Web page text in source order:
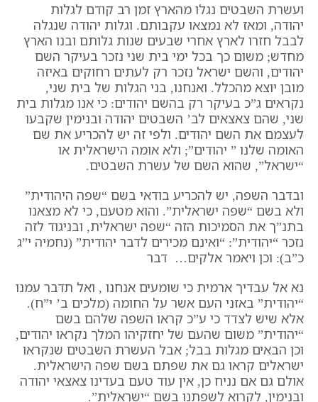
ועשרת השבטים נגלו מהארץ זמן רב קודם לגלות
יהודה, ומאז לא נמצאו עקבותם. וגלות יהודה שנגלה
לבבל חזרו לארץ אחרי שבעים שנות גלותם ובנו הארץ
מחדש; משום כך בכל ימי בית שני נזכר בעיקר השם
יהודים, והשם ישראל נזכר רק לעתים רחוקים באיזה
מובן יוצא מהכלל. ואנחנו, בני הגלות של בית שני,
נקראים ג”כ בעיקר רק בהשם יהודים: כי אנו מגלות בית
שני, שהם צאצאים לב’ השבטים יהודה ובנימין שקבעו
לעצמם את השם יהודים. ולפי זה יש להכריע את שם
האומה שלנו ” יהודים”; ולא אומה הישראלית או
“ישראל”, שהוא השם של עשרת השבטים.
ובדבר השפה, יש להכריע בודאי בשם “שפה היהודית”
ולא בשם “שפה ישראלית”. והוא מטעם, כי לא מצאנו
בתנ”ך את הסמיכות הזה “שפה ישראלית, ובניגוד לזה
נזכר “יהודית”: “ואינם מכירים לדבר יהודית” (נחמיה י”ג
כ”ב): וכן ויאמר אלקים… דבר
נא אל עבדיך ארמית כי שומעים אנחנו , ואל תדבר עמנו
“יהודית” באזני העם אשר על החומה (מלכים ב’ י”ח).
אלא שיש לצדד כי ע”כ קראו השפה שלהם בשם
“יהודית” משום שהעם של יחזקיהו המלך נקראו יהודים,
וכן הבאים מגלות בבל; אבל העשרת השבטים שנקראו
ישראלים קראו גם את שפתם בשם שפה הישראלית.
אולם גם אם נניח כן, אין עוד טעם בעדינו צאצאי יהודה
ובנימין, לקרוא לשפתנו בשם “ישראלית”.